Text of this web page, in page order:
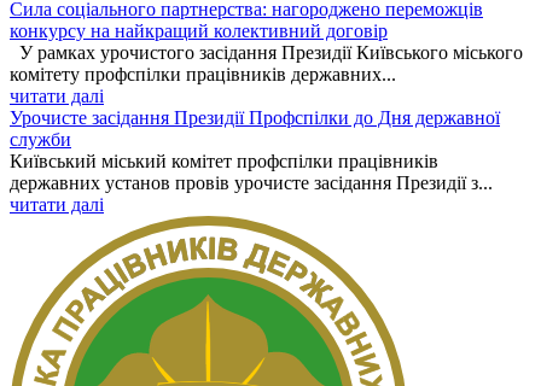
Сила соціального партнерства: нагороджено переможців
конкурсу на найкращий колективний договір
У рамках урочистого засідання Президії Київського міського
комітету профспілки працівників державних...
читати далі
Урочисте засідання Президії Профспілки до Дня державної
служби
Київський міський комітет профспілки працівників
державних установ провів урочисте засідання Президії з...
читати далі